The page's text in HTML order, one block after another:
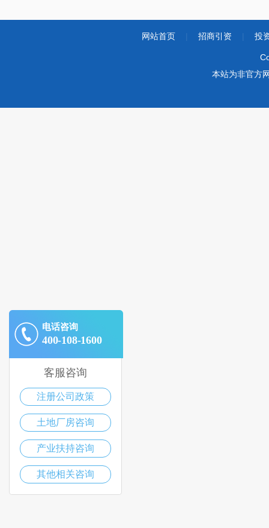
网站首页 招商引资 投
本站为非官方
电话咨询
400-108-1600
客服咨询
注册公司政策
土地厂房咨询
产业扶持咨询
其他相关咨询